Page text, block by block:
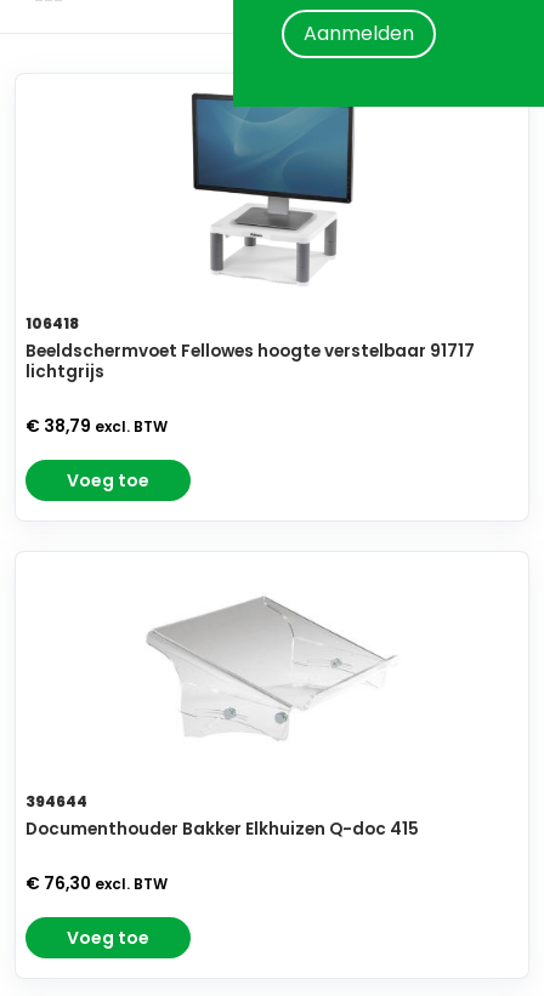
Aanmelden
106418
Beeldschermvoet Fellowes hoogte verstelbaar 91717
lichtgrijs
€ 38,79 excl. BTW
Voeg toe
394644
Documenthouder Bakker Elkhuizen Q-doc 415
€ 76,30 excl. BTW
Voeg toe